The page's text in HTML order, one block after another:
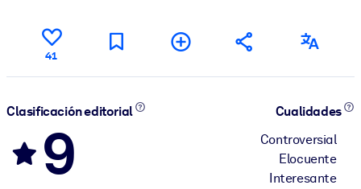
41
Clasificación editorial
9
Cualidades
Controversial
Elocuente
Interesante